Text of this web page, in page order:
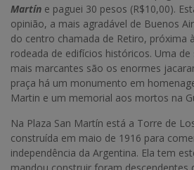
Martín e paguei 30 pesos (R$10,00).
opinião, a mais agradável de Buenos
do centro chamada de Retiro, próxima
rodeada de edifícios históricos. Uma de
mais marcantes são os enormes
praça há um monumento em
Martin e um memorial aos mortos na
Na Plaza San Martín está a Torre de
construída em maio de 1916 para
independência da Argentina. Ela tem